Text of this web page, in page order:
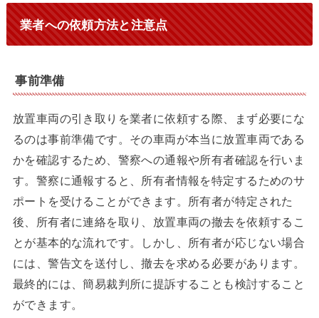
業者への依頼方法と注意点
事前準備
放置車両の引き取りを業者に依頼する際、まず必要にな
るのは事前準備です。その車両が本当に放置車両である
かを確認するため、警察への通報や所有者確認を行いま
す。警察に通報すると、所有者情報を特定するためのサ
ポートを受けることができます。所有者が特定された
後、所有者に連絡を取り、放置車両の撤去を依頼するこ
とが基本的な流れです。しかし、所有者が応じない場合
には、警告文を送付し、撤去を求める必要があります。
最終的には、簡易裁判所に提訴することも検討すること
ができます。